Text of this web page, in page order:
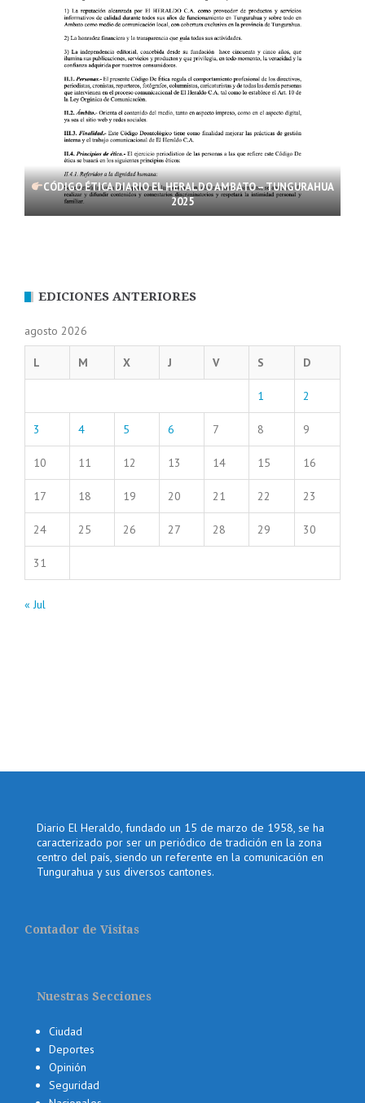
CÓDIGO ÉTICA DIARIO EL HERALDO AMBATO – TUNGURAHUA
2025
EDICIONES ANTERIORES
agosto 2026
L M X J V S D
1 2
3 4 5 6 7 8 9
10 11 12 13 14 15 16
17 18 19 20 21 22 23
24 25 26 27 28 29 30
31
« Jul
Diario El Heraldo, fundado un 15 de marzo de 1958, se ha
caracterizado por ser un periódico de tradición en la zona
centro del país, siendo un referente en la comunicación en
Tungurahua y sus diversos cantones.
Contador de Visitas
Nuestras Secciones
Ciudad
Deportes
Opinión
Seguridad